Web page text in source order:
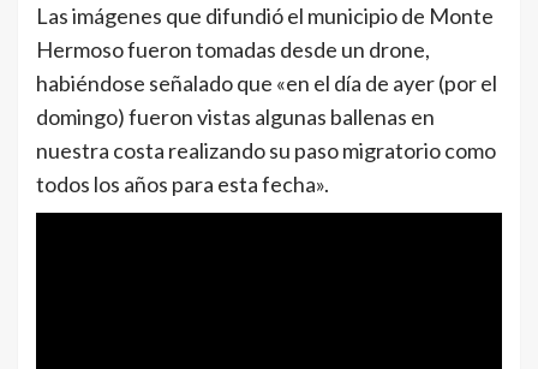
Las imágenes que difundió el municipio de Monte
Hermoso fueron tomadas desde un drone,
habiéndose señalado que «en el día de ayer (por el
domingo) fueron vistas algunas ballenas en
nuestra costa realizando su paso migratorio como
todos los años para esta fecha».